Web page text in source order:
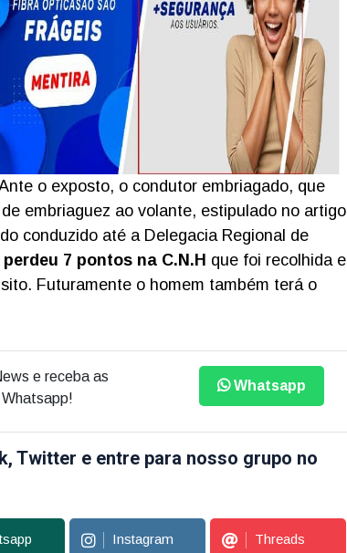
o exposto, o condutor embriagado, que
embriaguez ao volante, estipulado no artigo
conduzido até a Delegacia Regional de
perdeu 7 pontos na C.N.H que foi recolhida e
Futuramente o homem também terá o
e receba as
Whatsapp
Twitter e entre para nosso grupo no
Instagram Threads